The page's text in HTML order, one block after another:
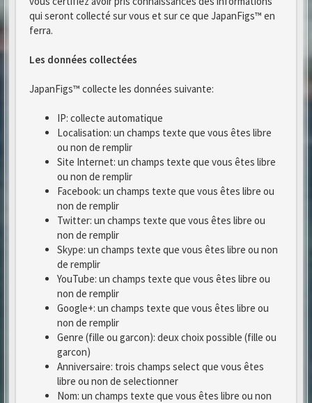
qui seront collecté sur vous et sur ce que JapanFigs™ en
ferra.
Les données collectées
JapanFigs™ collecte les données suivante:
IP: collecte automatique
Localisation: un champs texte que vous êtes libre
ou non de remplir
Site Internet: un champs texte que vous êtes libre
ou non de remplir
Facebook: un champs texte que vous êtes libre ou
non de remplir
Twitter: un champs texte que vous êtes libre ou
non de remplir
Skype: un champs texte que vous êtes libre ou non
de remplir
YouTube: un champs texte que vous êtes libre ou
non de remplir
Google+: un champs texte que vous êtes libre ou
non de remplir
Genre (fille ou garcon): deux choix possible (fille ou
garcon)
Anniversaire: trois champs select que vous êtes
libre ou non de selectionner
Nom: un champs texte que vous êtes libre ou non